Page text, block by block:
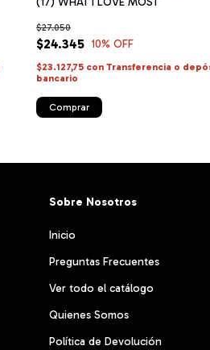
$24.345
$27.050
10% OFF
$23.127,75 con Transferencia o
bancario
Comprar
Sobre Nosotros
Inicio
Preguntas Frecuentes
Ver todo el catálogo
Quienes Somos
Política de Devolución